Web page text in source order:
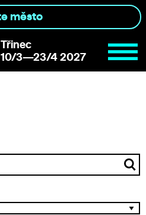
Třinec
10/3—23/4 2027